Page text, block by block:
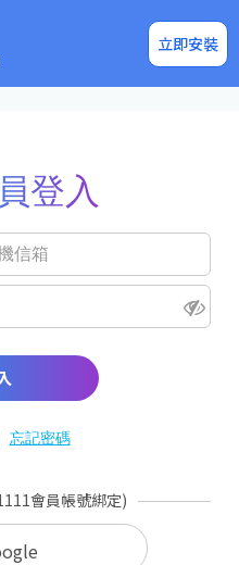
立即安裝
企業求才
登入
忘記密碼
會員帳號綁定)